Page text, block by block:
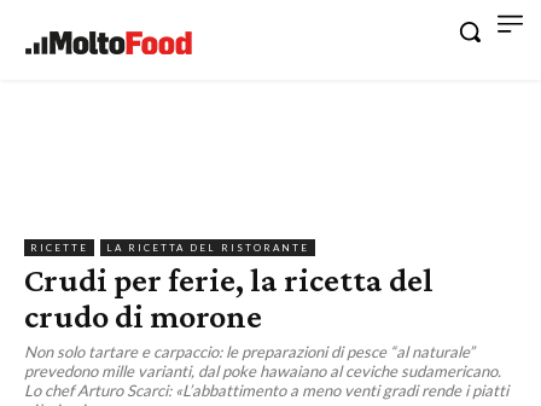
RICETTE LA RICETTA DEL RISTORANTE
Crudi per ferie, la ricetta del
crudo di morone
Non solo tartare e carpaccio: le preparazioni di pesce “al naturale”
prevedono mille varianti, dal poke hawaiano al ceviche sudamericano.
Lo chef Arturo Scarci: «L’abbattimento a meno venti gradi rende i piatti